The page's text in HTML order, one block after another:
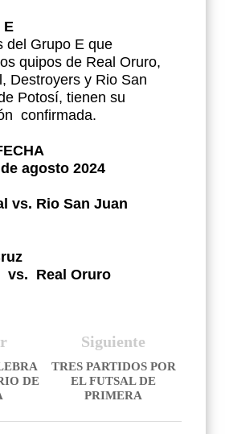
E
del Grupo E que
quipos de Real Oruro,
Destroyers y Rio San
Potosí, tienen su
confirmada.
agosto 2024
vs. Rio San Juan
vs. Real Oruro
Siguiente
TRES PARTIDOS POR
EL FUTSAL DE
PRIMERA
DE